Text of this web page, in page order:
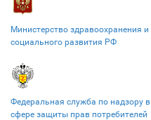
Министерство здравоохранения и
социального развития РФ
Федеральная служба по надзору в
сфере защиты прав потребителей